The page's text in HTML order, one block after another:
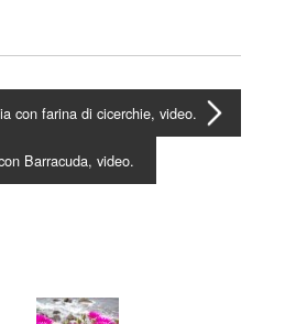
con farina di cicerchie, video.
Barracuda, video.